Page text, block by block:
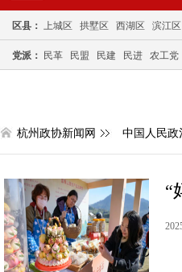
区县： 上城区 拱墅区 西湖区 滨江区
党派： 民革 民盟 民建 民进 农工党
杭州政协新闻网 中国人民政
“